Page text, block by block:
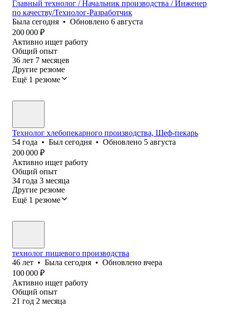
Главный технолог / Начальник производства / Инженер
по качеству/Технолог-Разработчик
Была сегодня • Обновлено 6 августа
200 000 ₽
Активно ищет работу
Общий опыт
36 лет 7 месяцев
Другие резюме
Ещё 1 резюме
Технолог хлебопекарного производства, Шеф-пекарь
54 года • Был сегодня • Обновлено 5 августа
200 000 ₽
Активно ищет работу
Общий опыт
34 года 3 месяца
Другие резюме
Ещё 1 резюме
технолог пищевого производства
46 лет • Была сегодня • Обновлено вчера
100 000 ₽
Активно ищет работу
Общий опыт
21 год 2 месяца